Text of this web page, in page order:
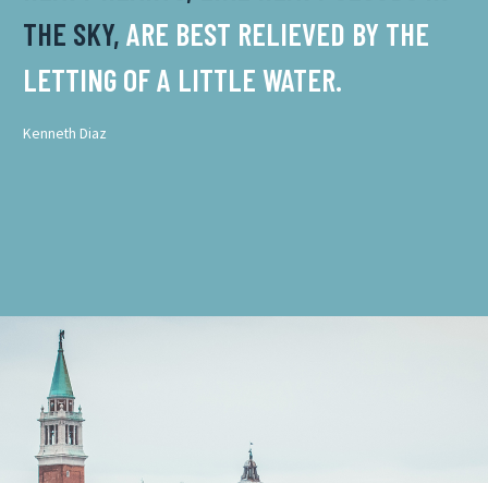
THE SKY, ARE BEST RELIEVED BY THE
LETTING OF A LITTLE WATER.
Kenneth Diaz